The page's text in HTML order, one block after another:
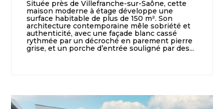
Située près de Villefranche-sur-Saône, cette
maison moderne à étage développe une
surface habitable de plus de 150 m². Son
architecture contemporaine mêle sobriété et
authenticité, avec une façade blanc cassé
rythmée par un décroché en parement pierre
grise, et un porche d’entrée souligné par des...